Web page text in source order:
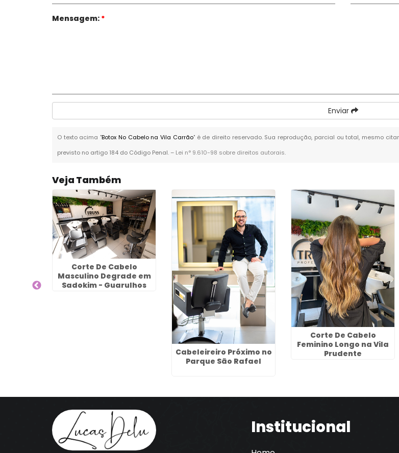
Mensagem: *
Enviar
O texto acima "Botox No Cabelo na Vila Carrão" é de direito reservado. Sua reprodução, parcial ou total, mesmo
previsto no artigo 184 do Código Penal. – Lei n° 9.610-98 sobre direitos autorais.
Veja Também
Corte De Cabelo
Masculino Degrade em
Sadokim - Guarulhos
Cabeleireiro Próximo no
Parque São Rafael
Corte De Cabelo
Feminino Longo na Vila
Prudente
Institucional